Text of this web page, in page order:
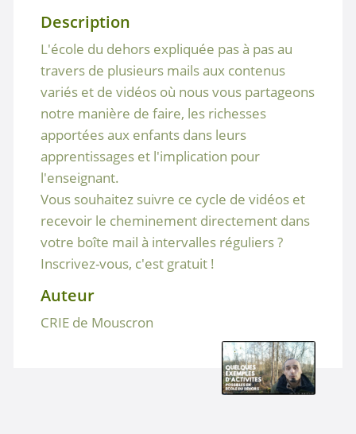
Description
L'école du dehors expliquée pas à pas au
travers de plusieurs mails aux contenus
variés et de vidéos où nous vous partageons
notre manière de faire, les richesses
apportées aux enfants dans leurs
apprentissages et l'implication pour
l'enseignant.
Vous souhaitez suivre ce cycle de vidéos et
recevoir le cheminement directement dans
votre boîte mail à intervalles réguliers ?
Inscrivez-vous, c'est gratuit !
Auteur
CRIE de Mouscron